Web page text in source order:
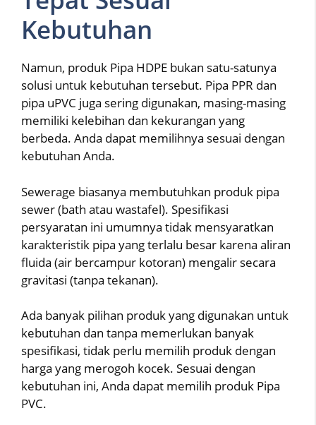
Kebutuhan
Namun, produk Pipa HDPE bukan satu-satunya
solusi untuk kebutuhan tersebut. Pipa PPR dan
pipa uPVC juga sering digunakan, masing-masing
memiliki kelebihan dan kekurangan yang
berbeda. Anda dapat memilihnya sesuai dengan
kebutuhan Anda.
Sewerage biasanya membutuhkan produk pipa
sewer (bath atau wastafel). Spesifikasi
persyaratan ini umumnya tidak mensyaratkan
karakteristik pipa yang terlalu besar karena aliran
fluida (air bercampur kotoran) mengalir secara
gravitasi (tanpa tekanan).
Ada banyak pilihan produk yang digunakan untuk
kebutuhan dan tanpa memerlukan banyak
spesifikasi, tidak perlu memilih produk dengan
harga yang merogoh kocek. Sesuai dengan
kebutuhan ini, Anda dapat memilih produk Pipa
PVC.